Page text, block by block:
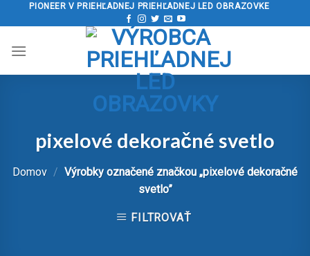
Preskočiť
na
PIONEER V PRIEHĽADNEJ PRIEHĽADNEJ LED OBRAZOVKE
pixelové dekoračné svetlo
Domov / Výrobky označené značkou „pixelové dekoračné
svetlo”
FILTROVAŤ